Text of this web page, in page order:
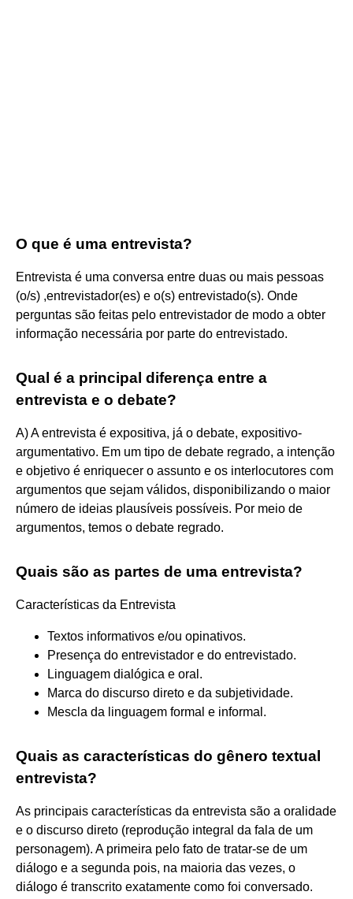
O que é uma entrevista?
Entrevista é uma conversa entre duas ou mais pessoas
(o/s) ,entrevistador(es) e o(s) entrevistado(s). Onde
perguntas são feitas pelo entrevistador de modo a obter
informação necessária por parte do entrevistado.
Qual é a principal diferença entre a
entrevista e o debate?
A) A entrevista é expositiva, já o debate, expositivo-
argumentativo. Em um tipo de debate regrado, a intenção
e objetivo é enriquecer o assunto e os interlocutores com
argumentos que sejam válidos, disponibilizando o maior
número de ideias plausíveis possíveis. Por meio de
argumentos, temos o debate regrado.
Quais são as partes de uma entrevista?
Características da Entrevista
Textos informativos e/ou opinativos.
Presença do entrevistador e do entrevistado.
Linguagem dialógica e oral.
Marca do discurso direto e da subjetividade.
Mescla da linguagem formal e informal.
Quais as características do gênero textual
entrevista?
As principais características da entrevista são a oralidade
e o discurso direto (reprodução integral da fala de um
personagem). A primeira pelo fato de tratar-se de um
diálogo e a segunda pois, na maioria das vezes, o
diálogo é transcrito exatamente como foi conversado.